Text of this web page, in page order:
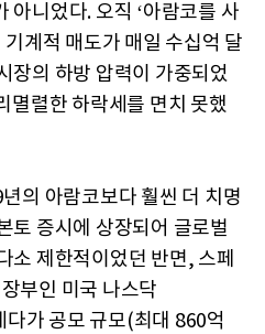
아니었다. 오직 ‘아람코를 사
계적 매도가 매일 수십억 달
장의 하방 압력이 가중되었
멸렬한 하락세를 면치 못했
의 아람코보다 훨씬 더 치명
토 증시에 상장되어 글로벌
소 제한적이었던 반면, 스페
부인 미국 나스닥
가 공모 규모(최대 860억